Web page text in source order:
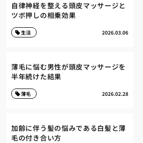
自律神経を整える頭皮マッサージと
ツボ押しの相乗効果
2026.03.06
生活
薄毛に悩む男性が頭皮マッサージを
半年続けた結果
2026.02.28
薄毛
加齢に伴う髪の悩みである白髪と薄
毛の付き合い方